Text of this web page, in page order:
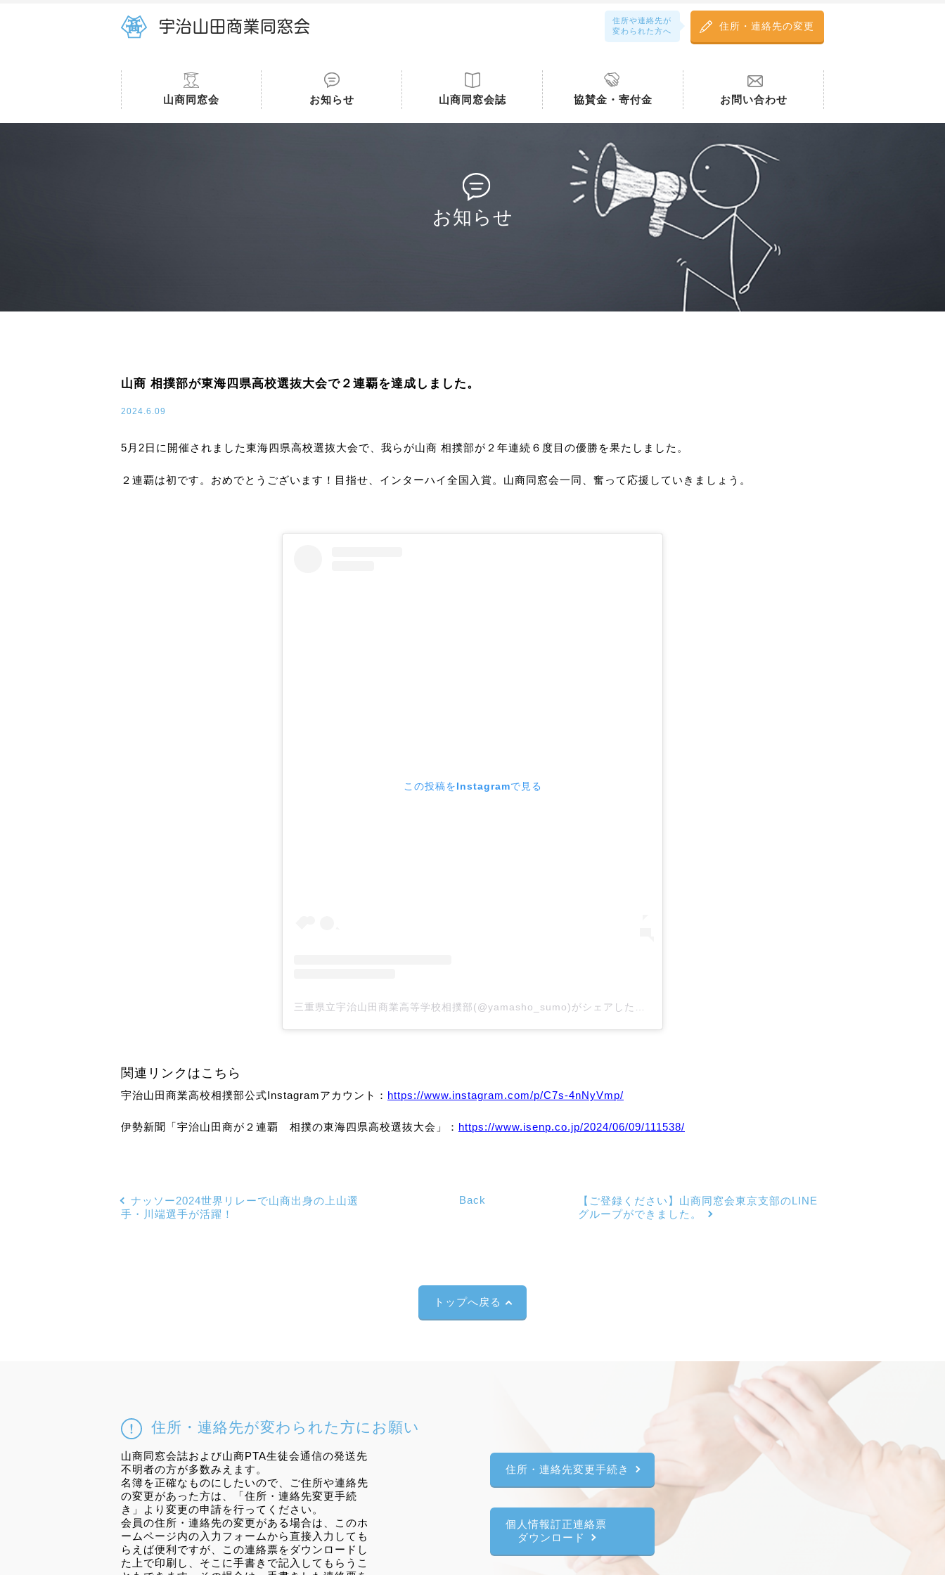
宇治山田商業同窓会
住所や連絡先が
変わられた方へ
住所・連絡先の変更
山商同窓会 お知らせ 山商同窓会誌 協賛金・寄付金 お問い合わせ
お知らせ
山商 相撲部が東海四県高校選抜大会で２連覇を達成しました。
2024.6.09
5月2日に開催されました東海四県高校選抜大会で、我らが山商 相撲部が２年連続６度目の優勝を果たしました。
２連覇は初です。おめでとうございます！目指せ、インターハイ全国入賞。山商同窓会一同、奮って応援していきましょう。
この投稿をInstagramで見る
関連リンクはこちら
宇治山田商業高校相撲部公式Instagramアカウント： https://www.instagram.com/p/C7s-4nNyVmp/
伊勢新聞「宇治山田商が２連覇 相撲の東海四県高校選抜大会」： https://www.isenp.co.jp/2024/06/09/111538/
ナッソー2024世界リレーで山商出身の上山選
手・川端選手が活躍！
Back
【ご登録ください】山商同窓会東京支部のLINE
グループができました。
トップへ戻る
住所・連絡先が変わられた方にお願い
山商同窓会誌および山商PTA生徒会通信の発送先
不明者の方が多数みえます。
名簿を正確なものにしたいので、ご住所や連絡先
の変更があった方は、「住所・連絡先変更手続
き」より変更の申請を行ってください。
会員の住所・連絡先の変更がある場合は、このホ
ームページ内の入力フォームから直接入力しても
らえば便利ですが、この連絡票をダウンロードし
た上で印刷し、そこに手書きで記入してもらうこ
住所・連絡先変更手続き
個人情報訂正連絡票
ダウンロード